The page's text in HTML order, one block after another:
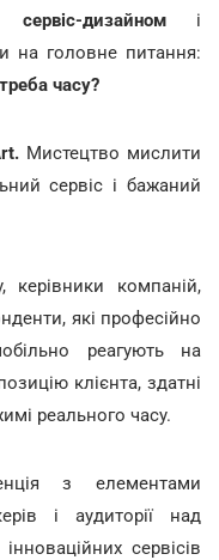
сервіс-дизайном і
на головне питання:
часу?
Мистецтво мислити
сервіс і бажаний
керівники компаній,
які професійно
реагують на
клієнта, здатні
реального часу.
з елементами
і аудиторії над
сервісів